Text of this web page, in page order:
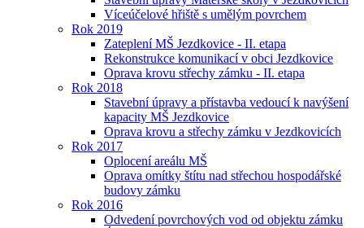
Víceúčelové hřiště s umělým povrchem
Rok 2019
Zateplení MŠ Jezdkovice - II. etapa
Rekonstrukce komunikací v obci Jezdkovice
Oprava krovu střechy zámku - II. etapa
Rok 2018
Stavební úpravy a přístavba vedoucí k navýšení
kapacity MŠ Jezdkovice
Oprava krovu a střechy zámku v Jezdkovicích
Rok 2017
Oplocení areálu MŠ
Oprava omítky štítu nad střechou hospodářské
budovy zámku
Rok 2016
Odvedení povrchových vod od objektu zámku